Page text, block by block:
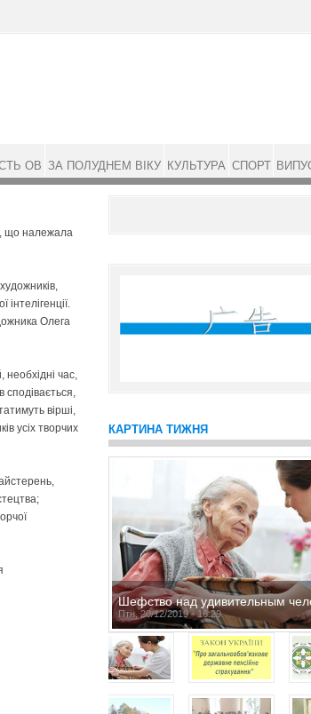
що належала
інтелігенції.
Олега
час,
сподівається,
вірші,
усіх творчих
КАРТИНА ТИЖНЯ
Шефство над удивительным
Птн, 20/12/2019 - 16:29
ОВ ЗА ПОЛУДНЕМ ВІКУ КУЛЬТУРА СПОРТ